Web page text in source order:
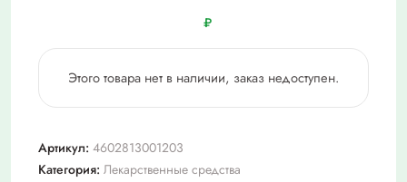
₽
Этого товара нет в наличии, заказ недоступен.
Артикул: 4602813001203
Категория: Лекарственные средства